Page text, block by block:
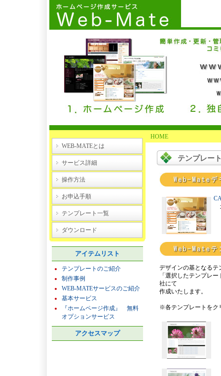
WEB-MATEとは
サービス詳細
操作方法
お申込手順
テンプレート一覧
ダウンロード
アイテムリスト
テンプレートのご紹介
制作事例
WEB-MATEサービスのご紹介
基本サービス
『ホームページ作成』 無料
オプションサービス
アクセスマップ
HOME
テンプレー
デザインの基となるテ
「選択したテンプレ
社にて
作成いたします。
※各テンプレートをク